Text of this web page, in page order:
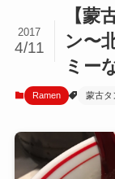
【蒙
ン〜
ミー
2017
4/11
Ramen 蒙古タ